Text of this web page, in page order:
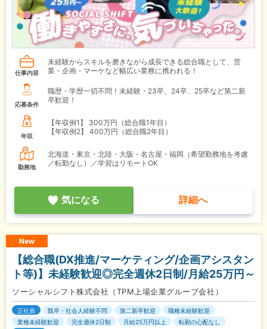
仕事内容
未経験からスキルを磨きながら成長できる総合職として、営
業・企画・マーケなど幅広い業務に携われる！
応募条件
職歴・学歴一切不問！未経験・23卒、24卒、25卒など第二新
卒歓迎！
年収
【年収例1】
300万円（総合職1年目）
【年収例2】
400万円（総合職2年目）
勤務地
北海道・東京・北陸・大阪・名古屋・福岡（希望勤務地を考慮
／転勤なし）／学習はリモートOK
気になる 詳細へ
New
【総合職(DX推進/マーケティング/企画アシスタン
ト等)】未経験歓迎◎完全週休2日制/月給25万円～
ソーシャルシフト株式会社（TPM上場企業グループ会社）
正社員 既卒・社会人経験不問 第二新卒歓迎
職種未経験歓迎
業種未経験歓迎
完全週休2日制 月給25万円以上 転勤の心配なし